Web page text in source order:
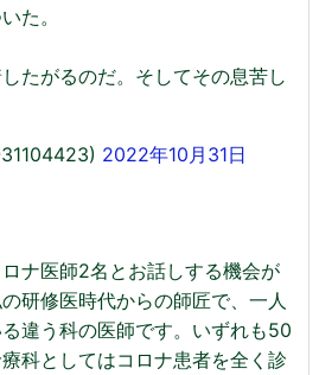
た。
たがるのだ。そしてその息苦し
2022年10月31日
ナ医師2名とお話しする機会が
研修医時代からの師匠で、一人
違う科の医師です。いずれも50
科としてはコロナ患者を全く診